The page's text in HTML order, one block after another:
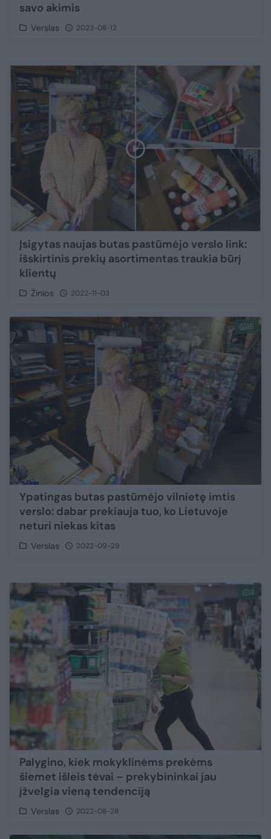
savo akimis
Verslas 2023-08-12
Įsigytas naujas butas pastūmėjo verslo link:
išskirtinis prekių asortimentas traukia būrį
klientų
Žinios 2022-11-03
16
Ypatingas butas pastūmėjo vilnietę imtis
verslo: dabar prekiauja tuo, ko Lietuvoje
neturi niekas kitas
Verslas 2022-09-29
3
Palygino, kiek mokyklinėms prekėms
šiemet išleis tėvai – prekybininkai jau
įžvelgia vieną tendenciją
Verslas 2022-08-28